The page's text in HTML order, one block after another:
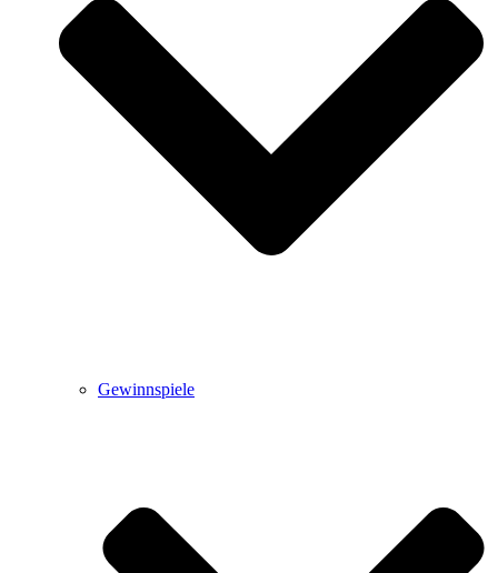
Gewinnspiele